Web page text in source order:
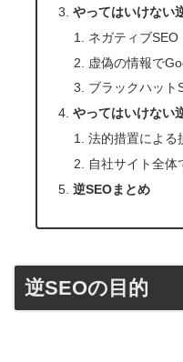
やってはいけない
ネガティブSEO
虚偽の情報で
ブラックハット
やってはいけない
法的措置による
自社サイト全体
逆SEOまとめ
逆SEOの目的